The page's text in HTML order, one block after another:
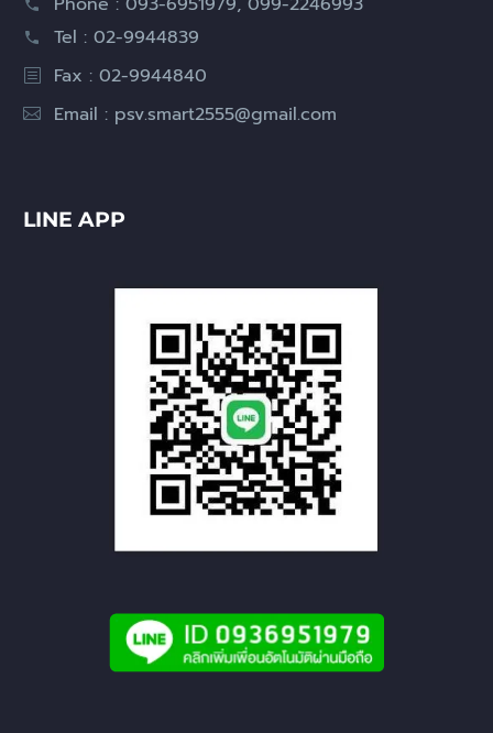
Tel : 02-9944839
Fax : 02-9944840
Email : psv.smart2555@gmail.com
LINE APP